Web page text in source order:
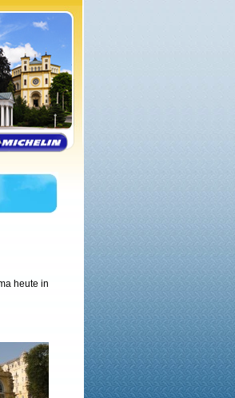
heute in